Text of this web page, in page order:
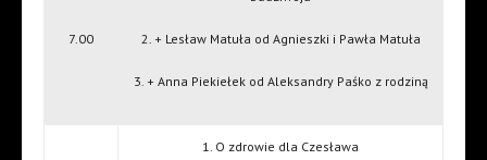
7.00 2. + Lesław Matuła od Agnieszki i Pawła Matuła
3. + Anna Piekiełek od Aleksandry Paśko z rodziną
1. O zdrowie dla Czesława